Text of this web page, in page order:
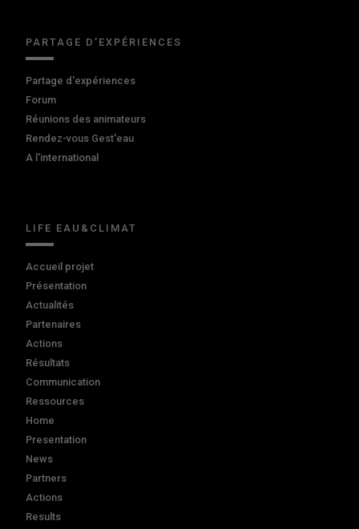
PARTAGE D'EXPÉRIENCES
Partage d'expériences
Forum
Réunions des animateurs
Rendez-vous Gest'eau
A l'international
LIFE EAU&CLIMAT
Accueil projet
Présentation
Actualités
Partenaires
Actions
Résultats
Communication
Ressources
Home
Presentation
News
Partners
Actions
Results